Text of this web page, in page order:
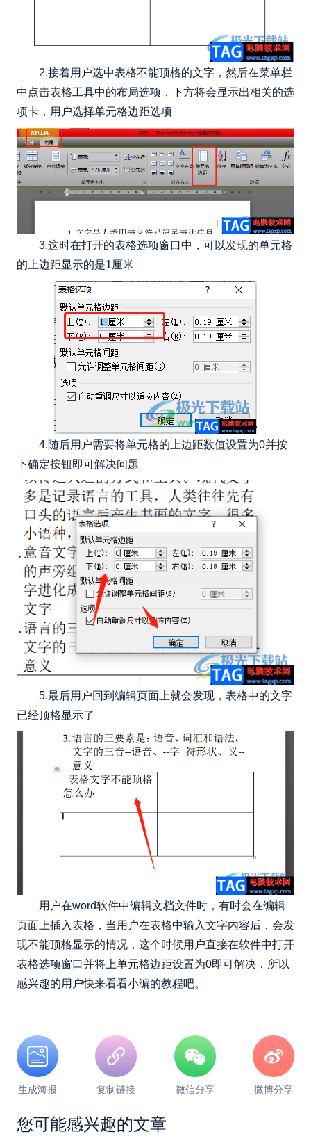
2.接着用户选中表格不能顶格的文字，然后在菜单栏
中点击表格工具中的布局选项，下方将会显示出相关的选
项卡，用户选择单元格边距选项
3.这时在打开的表格选项窗口中，可以发现的单元格
的上边距显示的是1厘米
4.随后用户需要将单元格的上边距数值设置为0并按
下确定按钮即可解决问题
5.最后用户回到编辑页面上就会发现，表格中的文字
已经顶格显示了
用户在word软件中编辑文档文件时，有时会在编辑
页面上插入表格，当用户在表格中输入文字内容后，会发
现不能顶格显示的情况，这个时候用户直接在软件中打开
表格选项窗口并将上单元格边距设置为0即可解决，所以
感兴趣的用户快来看看小编的教程吧。
生成海报 复制链接 微信分享 微博分享
您可能感兴趣的文章